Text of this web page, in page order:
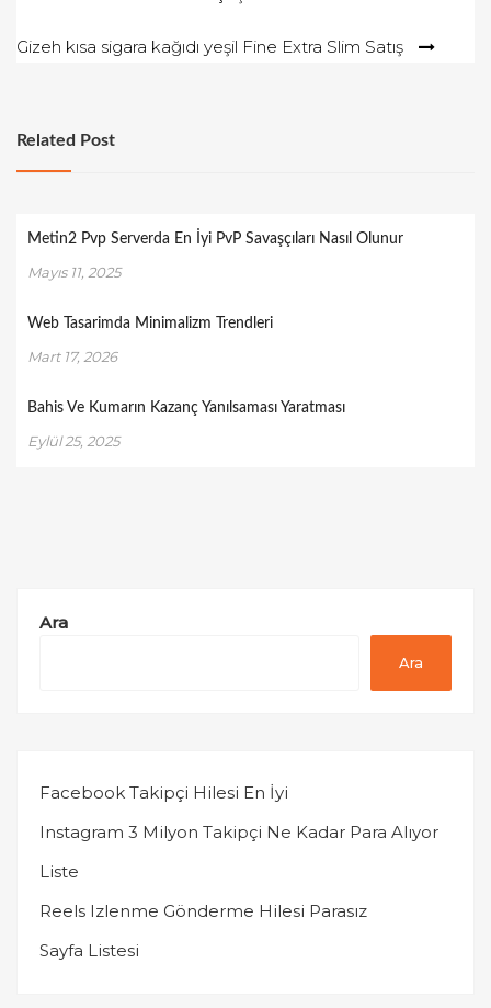
Gizeh kısa sigara kağıdı yeşil Fine Extra Slim Satış
Related Post
Metin2 Pvp Serverda En İyi PvP Savaşçıları Nasıl Olunur
Mayıs 11, 2025
Web Tasarimda Minimalizm Trendleri
Mart 17, 2026
Bahis Ve Kumarın Kazanç Yanılsaması Yaratması
Eylül 25, 2025
Ara
Ara
Facebook Takipçi Hilesi En İyi
Instagram 3 Milyon Takipçi Ne Kadar Para Alıyor
Liste
Reels Izlenme Gönderme Hilesi Parasız
Sayfa Listesi